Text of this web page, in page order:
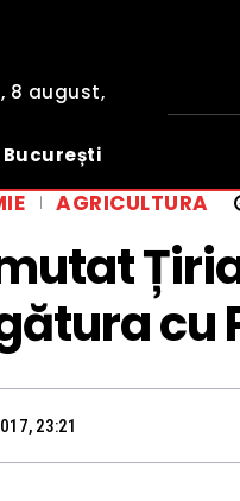
8 august,
București
AGRICULTURA
cu
23:21